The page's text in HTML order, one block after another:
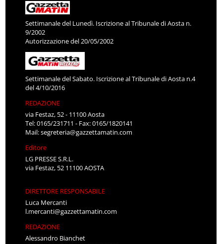
Settimanale del Lunedì. Iscrizione al Tribunale di Aosta n.
9/2002
Autorizzazione del 20/05/2002
Settimanale del Sabato. Iscrizione al Tribunale di Aosta n.4
del 4/10/2016
REDAZIONE
via Festaz, 52 - 11100 Aosta
Tel: 0165/231711 - Fax: 0165/1820141
Mail:segreteria@gazzettamatin.com
Editore
LG PRESSE S.R.L.
via Festaz, 52 11100 AOSTA
DIRETTORE RESPONSABILE
Luca Mercanti
l.mercanti@gazzettamatin.com
REDAZIONE
Alessandro Bianchet